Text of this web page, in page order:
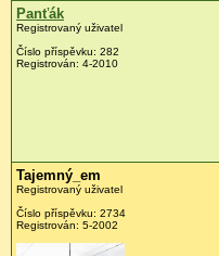
Panťák
Registrovaný uživatel
Číslo příspěvku: 282
Registrován: 4-2010
Tajemný_em
Registrovaný uživatel
Číslo příspěvku: 2734
Registrován: 5-2002